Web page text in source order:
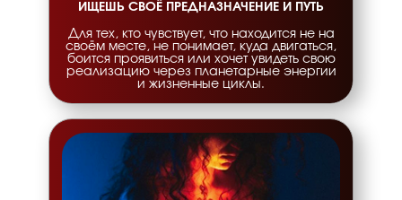
Для тех, кто чувствует, что находится не на
своём месте, не понимает, куда двигаться,
боится проявиться или хочет увидеть свою
реализацию через планетарные энергии
и жизненные циклы.
ИЩЕШЬ СВОЁ ПРЕДНАЗНАЧЕНИЕ И ПУТЬ